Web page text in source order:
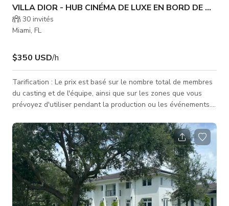
VILLA DIOR - HUB CINÉMA DE LUXE EN BORD DE MER/
30 invités
Miami, FL
$350 USD/h
Tarification : Le prix est basé sur le nombre total de membres
du casting et de l'équipe, ainsi que sur les zones que vous
prévoyez d'utiliser pendant la production ou les événements.
supplémentaires devront être discutées et convenues.
Organisons un appel dès que possible pour discuter de vos
besoins — nous nous efforçons d'être aussi économiques que
possible ! Bienvenue dans notre magnifique propriété côtière
situ�